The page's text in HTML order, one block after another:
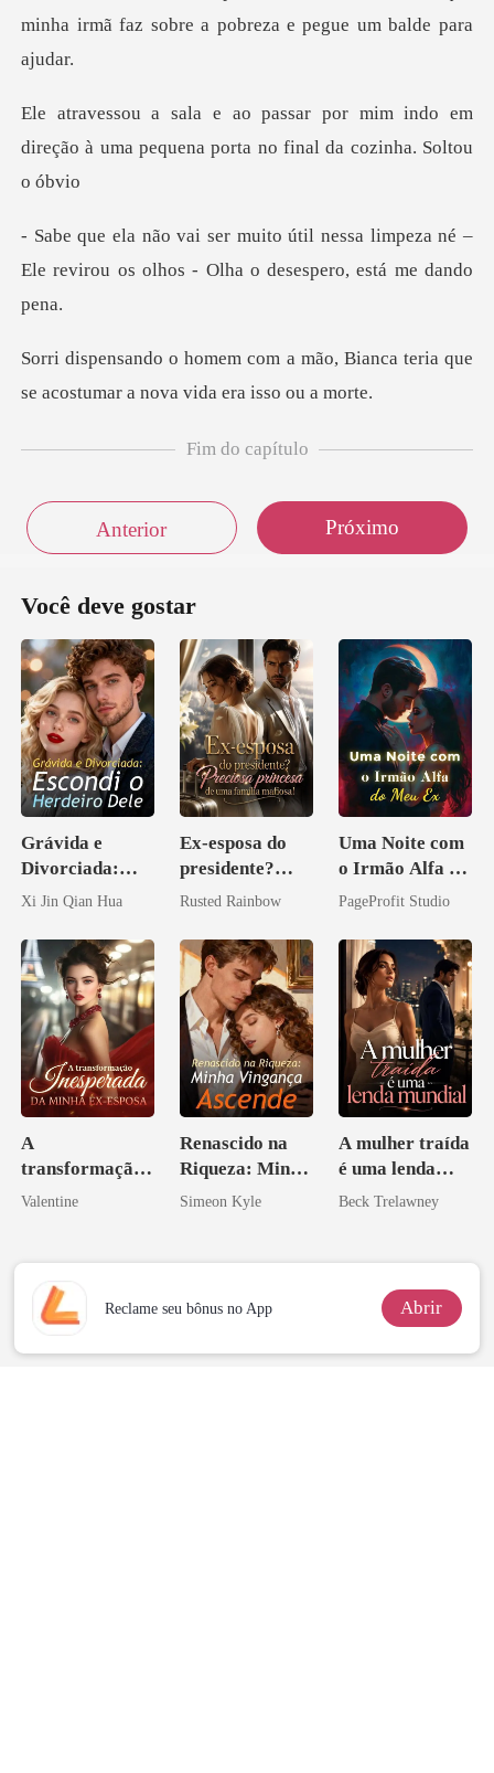
minha irmã faz sobre
mim indo em
direção à uma pequena po
essa limpeza né –
Ele revirou os olhos
ão, Bianca teria que
se acostumar
Fim do capítulo
Anterior Próximo
Você deve gostar
Grávida e
Divorciada:
Escondi o
Xi Jin Qian Hua
Ex-esposa do
presidente?
Preciosa
família
mafiosa!
Rusted Rainbow
Uma Noite com
o Irmão Alfa do
Meu Ex
PageProfit Studio
A
transformação
inesperada da
Valentine
Renascido na
Riqueza: Minha
Vingança
Simeon Kyle
A mulher traída
é uma lenda
mundial
Beck Trelawney
Reclame seu bônus no App Abrir